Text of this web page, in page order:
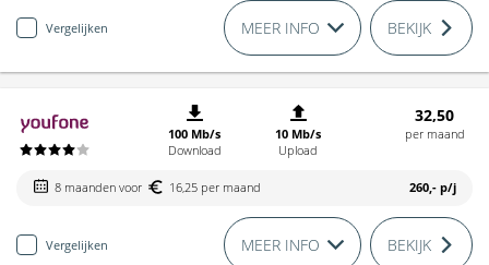
Vergelijken MEER INFO BEKIJK
100 Mb/s
Download
10 Mb/s
Upload
32,50
per maand
8 maanden voor 16,25 per maand 260,- p/j
Vergelijken MEER INFO BEKIJK